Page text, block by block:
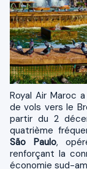
Royal Air Maroc a
de vols vers le
partir du 2
quatrième
São Paulo,
renforçant la
économie sud-